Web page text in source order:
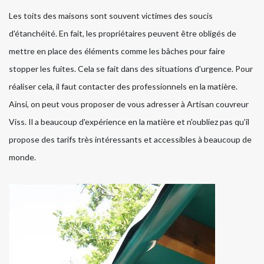
Les toits des maisons sont souvent victimes des soucis
d'étanchéité. En fait, les propriétaires peuvent être obligés de
mettre en place des éléments comme les bâches pour faire
stopper les fuites. Cela se fait dans des situations d'urgence. Pour
réaliser cela, il faut contacter des professionnels en la matière.
Ainsi, on peut vous proposer de vous adresser à Artisan couvreur
Viss. Il a beaucoup d'expérience en la matière et n'oubliez pas qu'il
propose des tarifs très intéressants et accessibles à beaucoup de
monde.